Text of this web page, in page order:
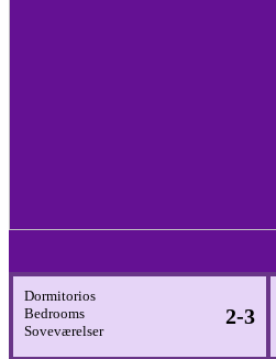
Dormitorios
Bedrooms
Soveværelser
2-3